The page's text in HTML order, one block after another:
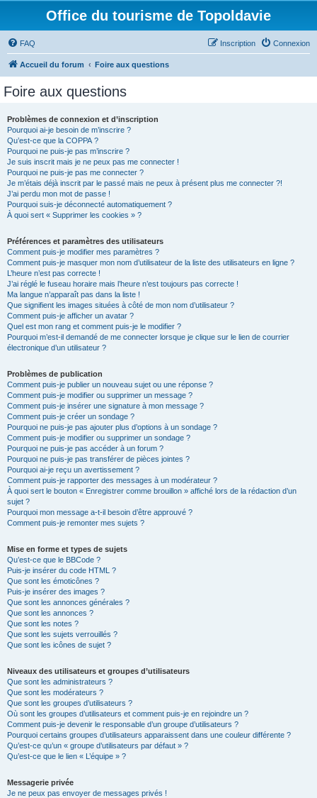
Office du tourisme de Topoldavie
FAQ Connexion
Inscription
Accueil du forum Foire aux questions
Foire aux questions
Problèmes de connexion et d’inscription
Pourquoi ai-je besoin de m’inscrire ?
Qu’est-ce que la COPPA ?
Pourquoi ne puis-je pas m’inscrire ?
Je suis inscrit mais je ne peux pas me connecter !
Pourquoi ne puis-je pas me connecter ?
Je m’étais déjà inscrit par le passé mais ne peux à présent plus me connecter ?!
J’ai perdu mon mot de passe !
Pourquoi suis-je déconnecté automatiquement ?
À quoi sert « Supprimer les cookies » ?
Préférences et paramètres des utilisateurs
Comment puis-je modifier mes paramètres ?
Comment puis-je masquer mon nom d’utilisateur de la liste des utilisateurs en ligne ?
L’heure n’est pas correcte !
J’ai réglé le fuseau horaire mais l’heure n’est toujours pas correcte !
Ma langue n’apparaît pas dans la liste !
Que signifient les images situées à côté de mon nom d’utilisateur ?
Comment puis-je afficher un avatar ?
Quel est mon rang et comment puis-je le modifier ?
Pourquoi m’est-il demandé de me connecter lorsque je clique sur le lien de courrier
électronique d’un utilisateur ?
Problèmes de publication
Comment puis-je publier un nouveau sujet ou une réponse ?
Comment puis-je modifier ou supprimer un message ?
Comment puis-je insérer une signature à mon message ?
Comment puis-je créer un sondage ?
Pourquoi ne puis-je pas ajouter plus d’options à un sondage ?
Comment puis-je modifier ou supprimer un sondage ?
Pourquoi ne puis-je pas accéder à un forum ?
Pourquoi ne puis-je pas transférer de pièces jointes ?
Pourquoi ai-je reçu un avertissement ?
Comment puis-je rapporter des messages à un modérateur ?
À quoi sert le bouton « Enregistrer comme brouillon » affiché lors de la rédaction d’un
sujet ?
Pourquoi mon message a-t-il besoin d’être approuvé ?
Comment puis-je remonter mes sujets ?
Mise en forme et types de sujets
Qu’est-ce que le BBCode ?
Puis-je insérer du code HTML ?
Que sont les émoticônes ?
Puis-je insérer des images ?
Que sont les annonces générales ?
Que sont les annonces ?
Que sont les notes ?
Que sont les sujets verrouillés ?
Que sont les icônes de sujet ?
Niveaux des utilisateurs et groupes d’utilisateurs
Que sont les administrateurs ?
Que sont les modérateurs ?
Que sont les groupes d’utilisateurs ?
Où sont les groupes d’utilisateurs et comment puis-je en rejoindre un ?
Comment puis-je devenir le responsable d’un groupe d’utilisateurs ?
Pourquoi certains groupes d’utilisateurs apparaissent dans une couleur différente ?
Qu’est-ce qu’un « groupe d’utilisateurs par défaut » ?
Qu’est-ce que le lien « L’équipe » ?
Messagerie privée
Je ne peux pas envoyer de messages privés !